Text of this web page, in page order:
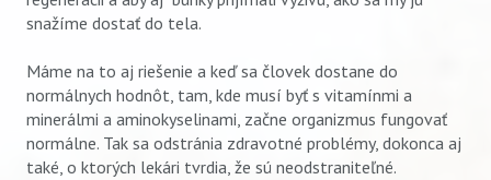
snažíme dostať do tela.
Máme na to aj riešenie a keď sa človek dostane do
normálnych hodnôt, tam, kde musí byť s vitamínmi a
minerálmi a aminokyselinami, začne organizmus fungovať
normálne. Tak sa odstránia zdravotné problémy, dokonca aj
také, o ktorých lekári tvrdia, že sú neodstraniteľné.